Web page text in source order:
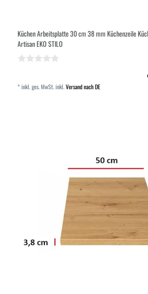
Küchen Arbeitsplatte 30 cm 38 mm Küchenzeile
Artisan EKO STILO
*inkl. ges. MwSt.inkl.Versand nach DE